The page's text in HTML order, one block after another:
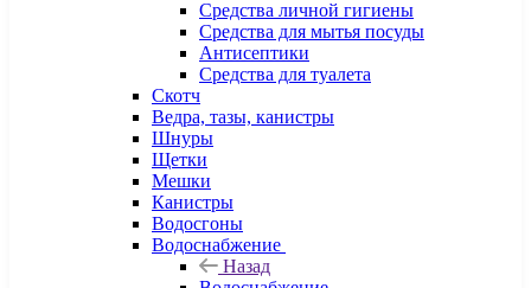
Средства личной гигиены
Средства для мытья посуды
Антисептики
Средства для туалета
Скотч
Ведра, тазы, канистры
Шнуры
Щетки
Мешки
Канистры
Водосгоны
Водоснабжение
Назад